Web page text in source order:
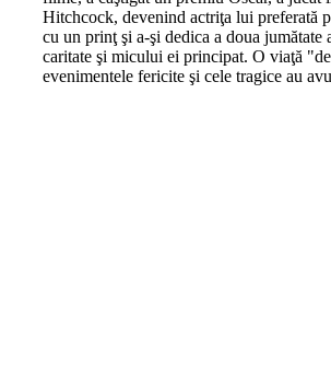
Hitchcock, devenind actriţa lui preferată
cu un prinţ şi a-şi dedica a doua jumătate
caritate şi micului ei principat. O viaţă
evenimentele fericite şi cele tragice au